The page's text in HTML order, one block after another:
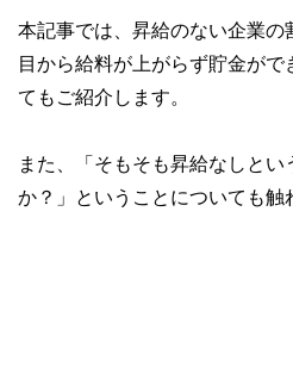
本記事では、昇給のない企業の
目から給料が上がらず貯金が
てもご紹介します。
また、「そもそも昇給なしと
か？」ということについても触